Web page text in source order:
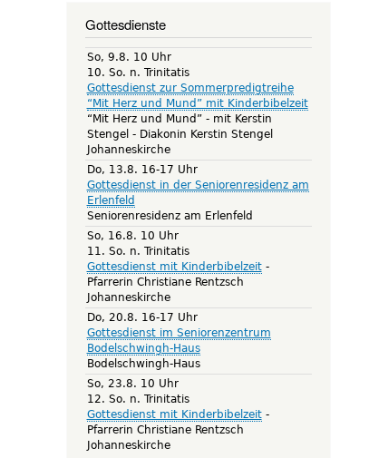
Gottesdienste
So, 9.8. 10 Uhr
10. So. n. Trinitatis
Gottesdienst zur Sommerpredigtreihe
“Mit Herz und Mund” mit Kinderbibelzeit
“Mit Herz und Mund” - mit Kerstin
Stengel
Diakonin Kerstin Stengel
Johanneskirche
Do, 13.8. 16-17 Uhr
Gottesdienst in der Seniorenresidenz am
Erlenfeld
Seniorenresidenz am Erlenfeld
So, 16.8. 10 Uhr
11. So. n. Trinitatis
Gottesdienst mit Kinderbibelzeit
Pfarrerin Christiane Rentzsch
Johanneskirche
Do, 20.8. 16-17 Uhr
Gottesdienst im Seniorenzentrum
Bodelschwingh-Haus
Bodelschwingh-Haus
So, 23.8. 10 Uhr
12. So. n. Trinitatis
Gottesdienst mit Kinderbibelzeit
Pfarrerin Christiane Rentzsch
Johanneskirche